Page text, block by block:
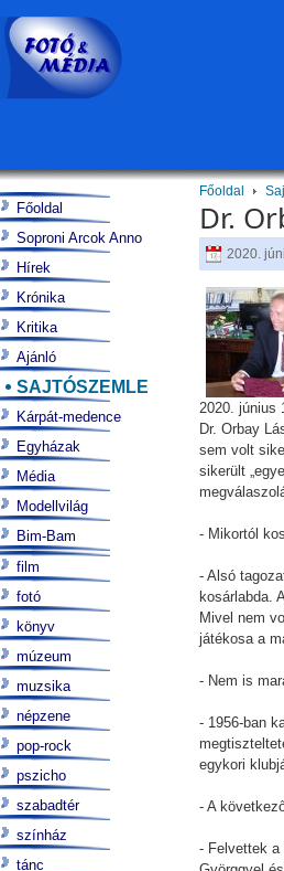
Főoldal
Dr.
2020.
2020. június
Dr. Orbay
sem volt
sikerült
- Mikortól
- Alsó
kosárlabda.
Mivel nem
játékosa a
- Nem is
- 1956-ban
egykori
- A
- Felvettek a
Főoldal
Soproni Arcok Anno
Hírek
Krónika
Kritika
Ajánló
SAJTÓSZEMLE
Kárpát-medence
Egyházak
Média
Modellvilág
Bim-Bam
film
fotó
könyv
múzeum
muzsika
népzene
pop-rock
pszicho
szabadtér
színház
tánc